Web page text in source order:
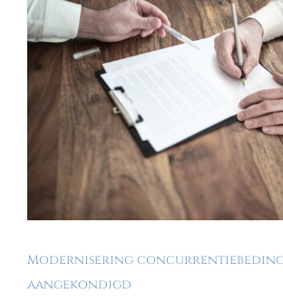
grotere
afbeelding
Modernisering
aangekondigd